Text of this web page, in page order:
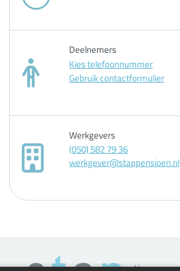
Deelnemers
Kies telefoonnummer
Gebruik contactformulier
Werkgevers
(050) 582 79 36
werkgever@stappensioen.nl